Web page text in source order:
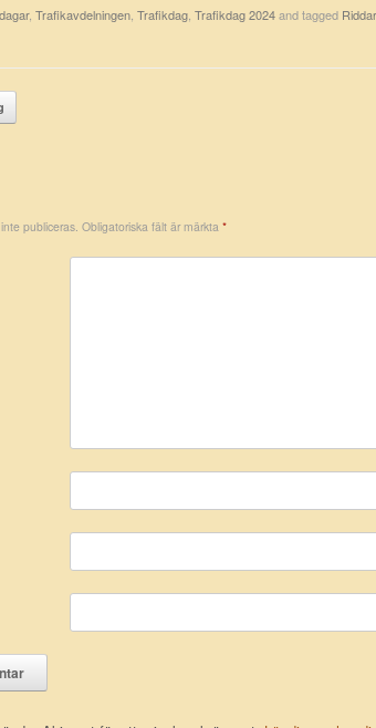
, Trafikavdelningen, Trafikdag, Trafikdag 2024and tagged
publiceras. Obligatoriska fält är märkta *